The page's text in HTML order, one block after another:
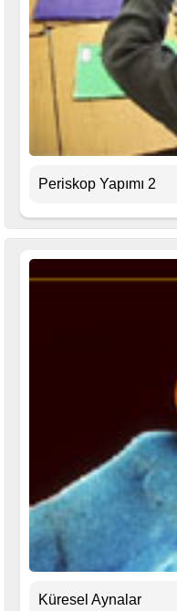
Periskop Yapımı 2
Küresel Aynalar